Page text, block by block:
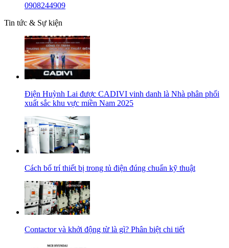
0908244909
Tin tức & Sự kiện
Điện Huỳnh Lai được CADIVI vinh danh là Nhà phân phối
xuất sắc khu vực miền Nam 2025
Cách bố trí thiết bị trong tủ điện đúng chuẩn kỹ thuật
Contactor và khởi động từ là gì? Phân biệt chi tiết